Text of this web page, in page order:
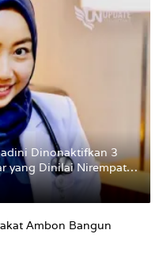
Dinonaktifkan 3
yang Dinilai Nirempati
Ambon Bangun